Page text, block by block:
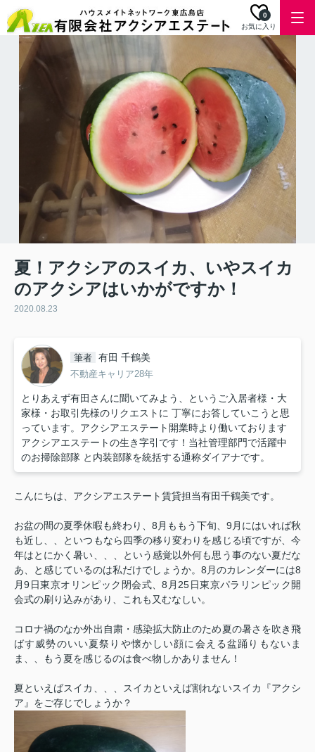
お気に入り
0
夏！アクシアのスイカ、いやスイカ
のアクシアはいかがですか！
2020.08.23
筆者 有田 千鶴美
不動産キャリア28年
とりあえず有田さんに聞いてみよう、というご入居者様・大
家様・お取引先様のリクエストに 丁寧にお答していこうと思
っています。アクシアエステート開業時より働いております
アクシアエステートの生き字引です！当社管理部門で活躍中
のお掃除部隊 と内装部隊を統括する通称ダイアナです。
こんにちは、アクシアエステート賃貸担当有田千鶴美です。
お盆の間の夏季休暇も終わり、8月ももう下旬、9月にはいれば秋
も近し、、といつもなら四季の移り変わりを感じる頃ですが、今
年はとにかく暑い、、、という感覚以外何も思う事のない夏だな
あ、と感じているのは私だけでしょうか。8月のカレンダーには8
月9日東京オリンピック閉会式、8月25日東京パラリンピック開
会式の刷り込みがあり、これも又むなしい。
コロナ禍のなか外出自粛・感染拡大防止のため夏の暑さを吹き飛
ばす威勢のいい夏祭りや懐かしい顔に会える盆踊りもないま
ま、、もう夏を感じるのは食べ物しかありません！
夏といえばスイカ、、、スイカといえば割れないスイカ『アクシ
ア』をご存じでしょうか？